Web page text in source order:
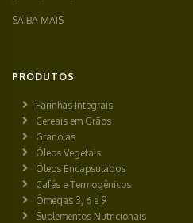
SAIBA MAIS
PRODUTOS
Farinhas Integrais
Cereais em Grãos
Granolas
Óleos Vegetais
Óleos Encapsulados
Cafés e Termogênicos
Ômegas 3, 6 e 9
Suplementos Nutricionais